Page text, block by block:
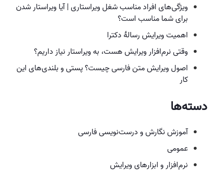
ویژگی‌های افراد مناسب شغل ویراستاری | آیا ویراستار شدن
برای شما مناسب است؟
اهمیت ویرایش رسالهٔ دکترا
وقتی نرم‌افزار ویرایش هست،‌ به ویراستار نیاز داریم؟
اصول ویرایش متن فارسی چیست؟ پستی و بلندی‌های این
کار
دسته‌ها
آموزش نگارش و درست‌نویسی فارسی
عمومی
نرم‌افزار و ابزارهای ویرایش